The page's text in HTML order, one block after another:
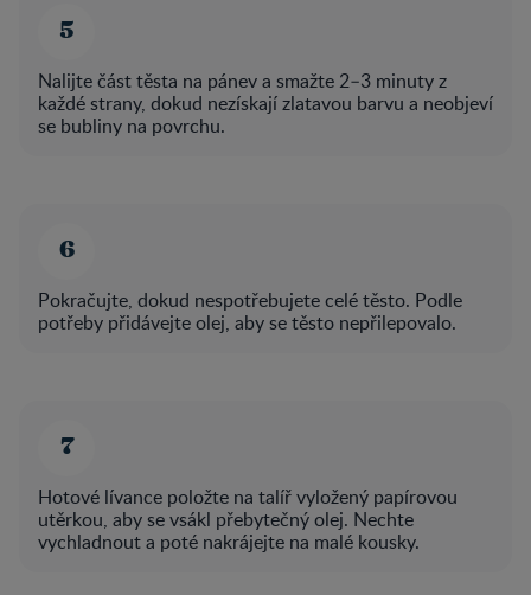
Nalijte část těsta na pánev a smažte 2–3 minuty z
každé strany, dokud nezískají zlatavou barvu a neobjeví
se bubliny na povrchu.
Pokračujte, dokud nespotřebujete celé těsto. Podle
potřeby přidávejte olej, aby se těsto nepřilepovalo.
Hotové lívance položte na talíř vyložený papírovou
utěrkou, aby se vsákl přebytečný olej. Nechte
vychladnout a poté nakrájejte na malé kousky.